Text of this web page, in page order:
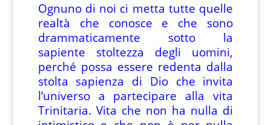
Ognuno di noi ci metta tutte quelle
realtà che conosce e che sono
drammaticamente sotto la
sapiente stoltezza degli uomini,
perché possa essere redenta dalla
stolta sapienza di Dio che invita
l’universo a partecipare alla vita
Trinitaria. Vita che non ha nulla di